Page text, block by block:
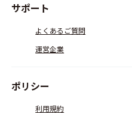
サポート
よくあるご質問
運営企業
ポリシー
利用規約